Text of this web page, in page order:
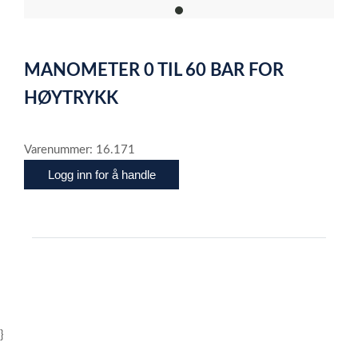
item
of
1
MANOMETER 0 TIL 60 BAR FOR
HØYTRYKK
Varenummer: 16.171
Logg inn for å handle
}